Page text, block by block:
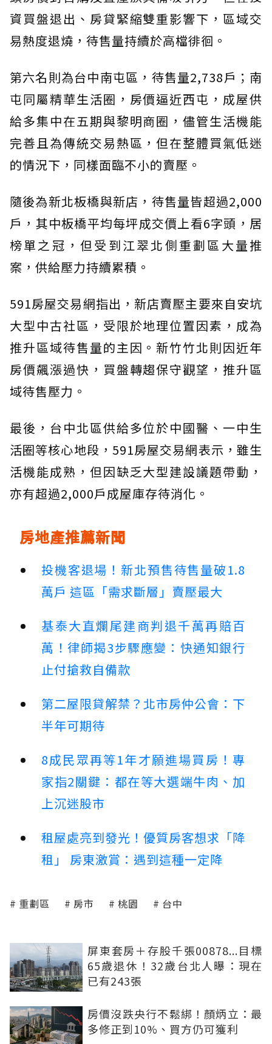
資買盤退出、房貸緊縮雙重影響下，區域交
易熱度退燒，待售量持續於高檔徘徊。
第六名則為台中南屯區，待售量2,738戶；南
屯同屬精華生活圈，房價逼近西屯，成屋供
給多集中在五期與黎明商圈，儘管生活機能
完善且為傳統交易熱區，但在整體買氣低迷
的情況下，同樣面臨不小的賣壓。
隨後為新北板橋與新店，待售量皆超過2,000
戶，其中板橋平均每坪成交價上看6字頭，居
榜單之冠，但受到江翠北側重劃區大量推
案，供給壓力持續累積。
591房屋交易網指出，新店賣壓主要來自安坑
大型中古社區，受限於地理位置因素，成為
推升區域待售量的主因。新竹竹北則因近年
房價飆漲過快，買盤轉趨保守觀望，推升區
域待售壓力。
最後，台中北區供給多位於中國醫、一中生
活圈等核心地段，591房屋交易網表示，雖生
活機能成熟，但因缺乏大型建設議題帶動，
亦有超過2,000戶成屋庫存待消化。
房地產推薦新聞
投機客退場！新北預售待售量破1.8
萬戶 這區「需求斷層」賣壓最大
基泰大直爛尾建商判退千萬再賠百
萬！律師揭3步驟應變：快通知銀行
止付搶救自備款
第二屋限貸解禁？北市房仲公會：下
半年可期待
8成民眾再等1年才願進場買房！專
家指2關鍵：都在等大選端牛肉、加
上沉迷股市
租屋處亮到發光！優質房客想求「降
租」 房東激賞：遇到這種一定降
重劃區 房市 桃園 台中
屏東套房＋存股千張00878...目標
65歲退休！32歲台北人曝：現在
已有243張
房價沒跌央行不鬆綁！顏炳立：最
多修正到10%、買方仍可獲利